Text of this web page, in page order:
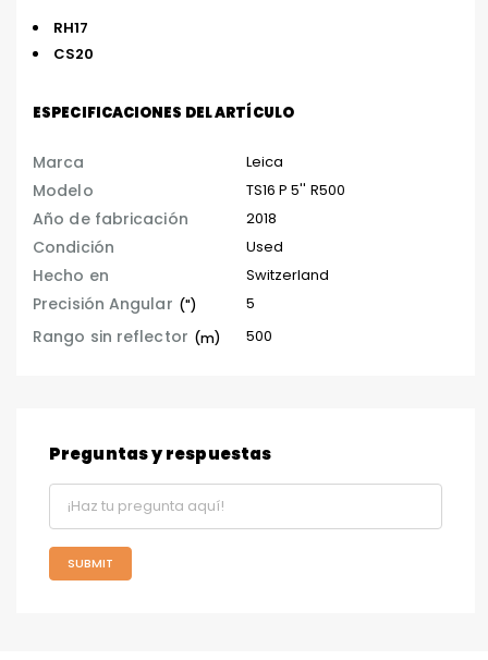
RH17
CS20
ESPECIFICACIONES DEL ARTÍCULO
Marca Leica
Modelo TS16 P 5'' R500
Año de fabricación 2018
Condición Used
Hecho en Switzerland
Precisión Angular (") 5
Rango sin reflector (m) 500
Preguntas y respuestas
SUBMIT